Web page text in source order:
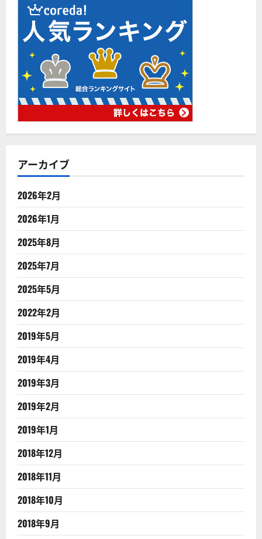
アーカイブ
2026年2月
2026年1月
2025年8月
2025年7月
2025年5月
2022年2月
2019年5月
2019年4月
2019年3月
2019年2月
2019年1月
2018年12月
2018年11月
2018年10月
2018年9月